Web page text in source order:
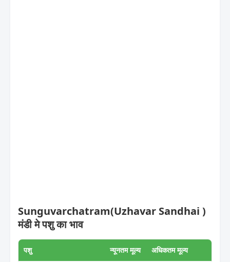
Sunguvarchatram(Uzhavar Sandhai )
मंडी मे पशु का भाव
पशु न्यूनतम मूल्य अधिकतम मूल्य